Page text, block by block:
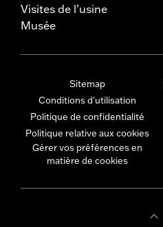
Visites de l’usine
Musée
Sitemap
Conditions d'utilisation
Politique de confidentialité
Politique relative aux cookies
Gérer vos préférences en
matière de cookies